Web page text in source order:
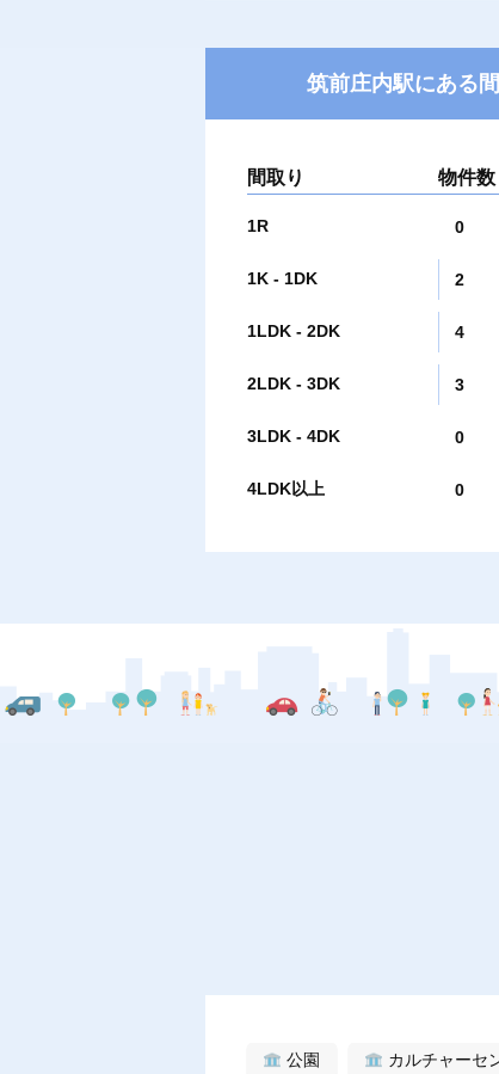
筑前庄内駅にある
間取り 物件数
1R 0
1K - 1DK 2
1LDK - 2DK 4
2LDK - 3DK 3
3LDK - 4DK 0
4LDK以上 0
公園 カルチャーセ